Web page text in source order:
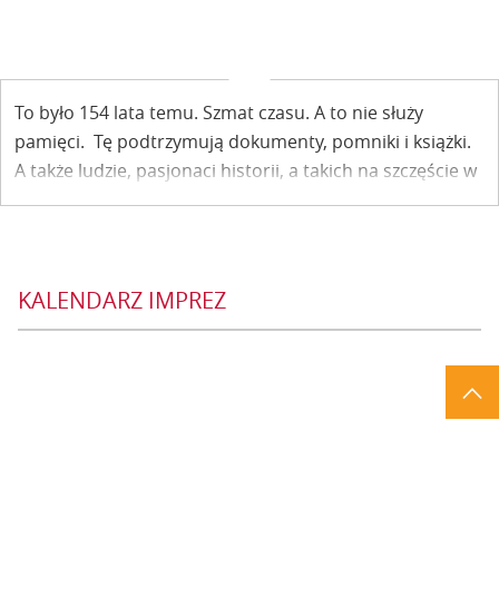
To było 154 lata temu. Szmat czasu. A to nie służy
pamięci. Tę podtrzymują dokumenty, pomniki i książki.
A także ludzie, pasjonaci historii, a takich na szczęście w
Kazimierzu nie brakuje.
KALENDARZ IMPREZ